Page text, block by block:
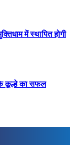
में स्थापित होगी
के कूल्हे का सफल